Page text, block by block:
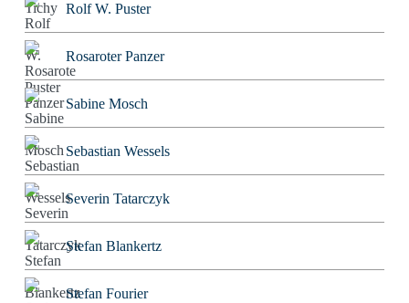
Rolf W. Puster
Rosaroter Panzer
Sabine Mosch
Sebastian Wessels
Severin Tatarczyk
Stefan Blankertz
Stefan Fourier